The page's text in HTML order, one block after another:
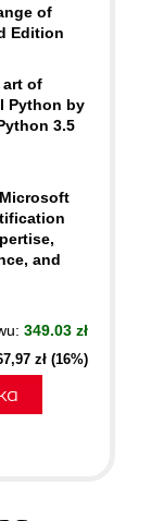
of
Edition
art of
Python by
3.5
and
349.03 zł
zł (16%)